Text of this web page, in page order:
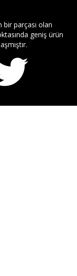
bir parçası olan
geniş ürün